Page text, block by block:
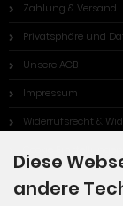
Zahlung & Versand
Privatsphäre und
Unsere AGB
Impressum
Widerrufsrecht &
Diese
andere